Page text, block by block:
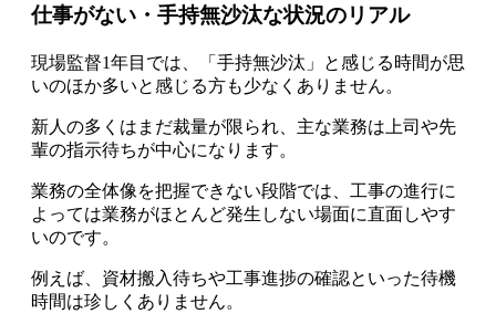
仕事がない・手持無沙汰な状況のリアル
現場監督1年目では、「手持無沙汰」と感じる時間が思
いのほか多いと感じる方も少なくありません。
新人の多くはまだ裁量が限られ、主な業務は上司や先
輩の指示待ちが中心になります。
業務の全体像を把握できない段階では、工事の進行に
よっては業務がほとんど発生しない場面に直面しやす
いのです。
例えば、資材搬入待ちや工事進捗の確認といった待機
時間は珍しくありません。